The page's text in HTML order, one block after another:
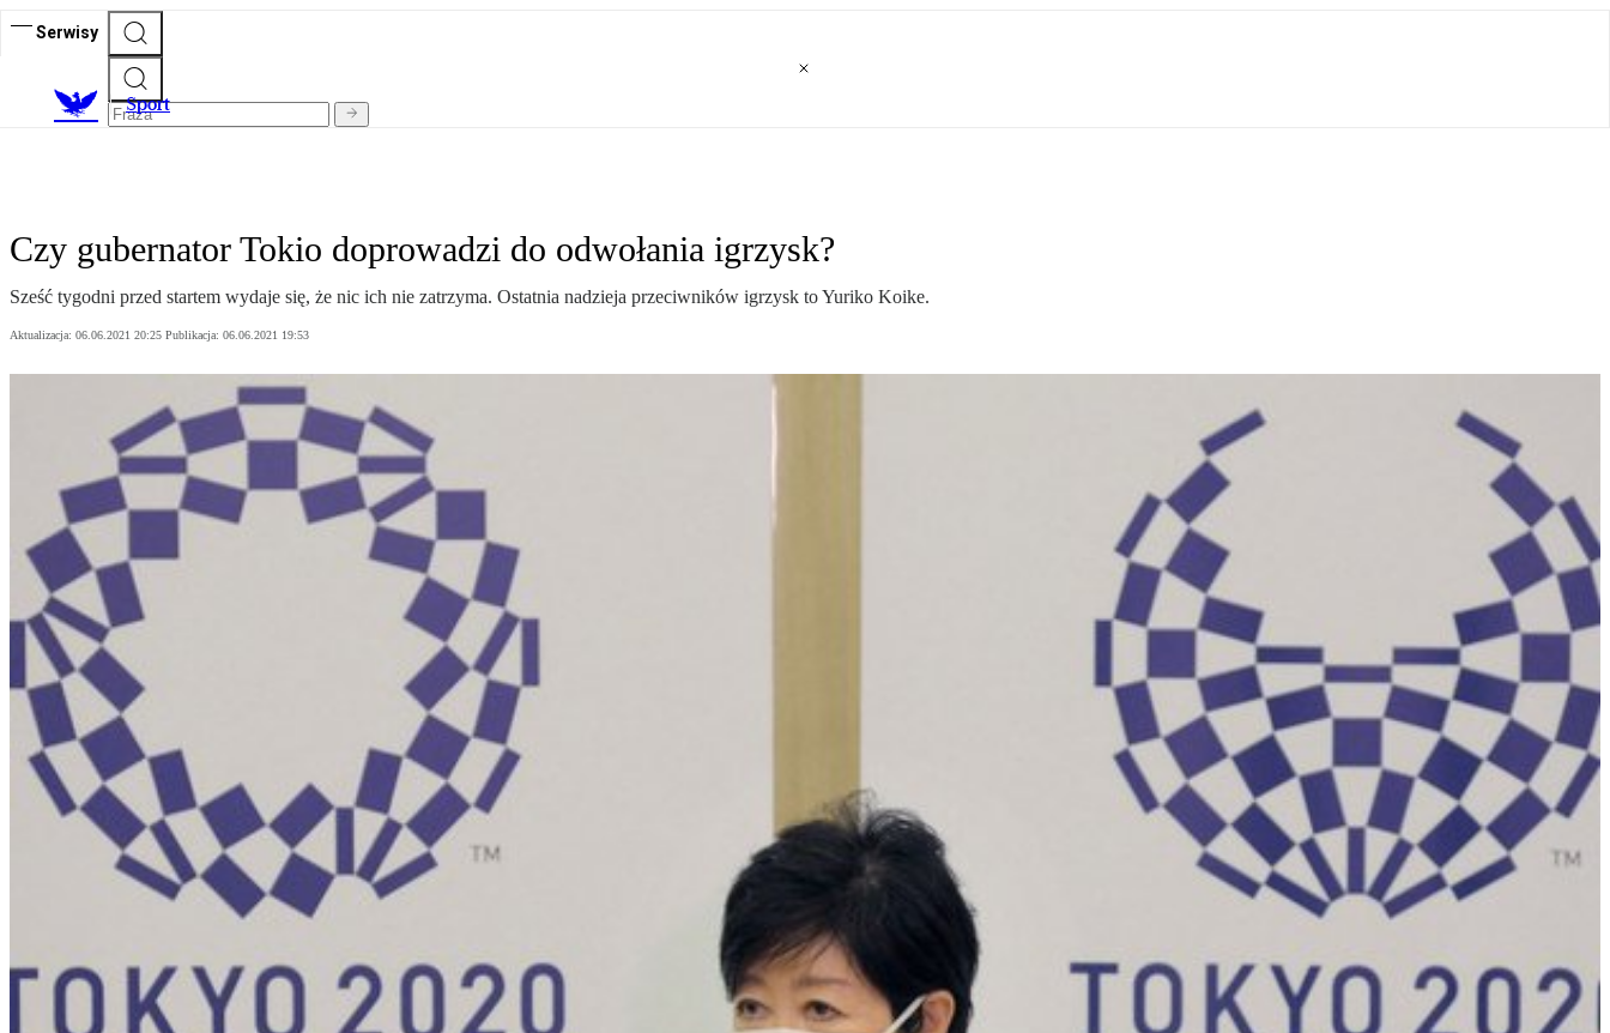
Serwisy
Sport
Czy gubernator Tokio doprowadzi do odwołania igrzysk?
Sześć tygodni przed startem wydaje się, że nic ich nie zatrzyma. Ostatnia nadzieja przeciwników igrzysk to Yuriko Koike.
Aktualizacja: 06.06.2021 20:25 Publikacja: 06.06.2021 19:53